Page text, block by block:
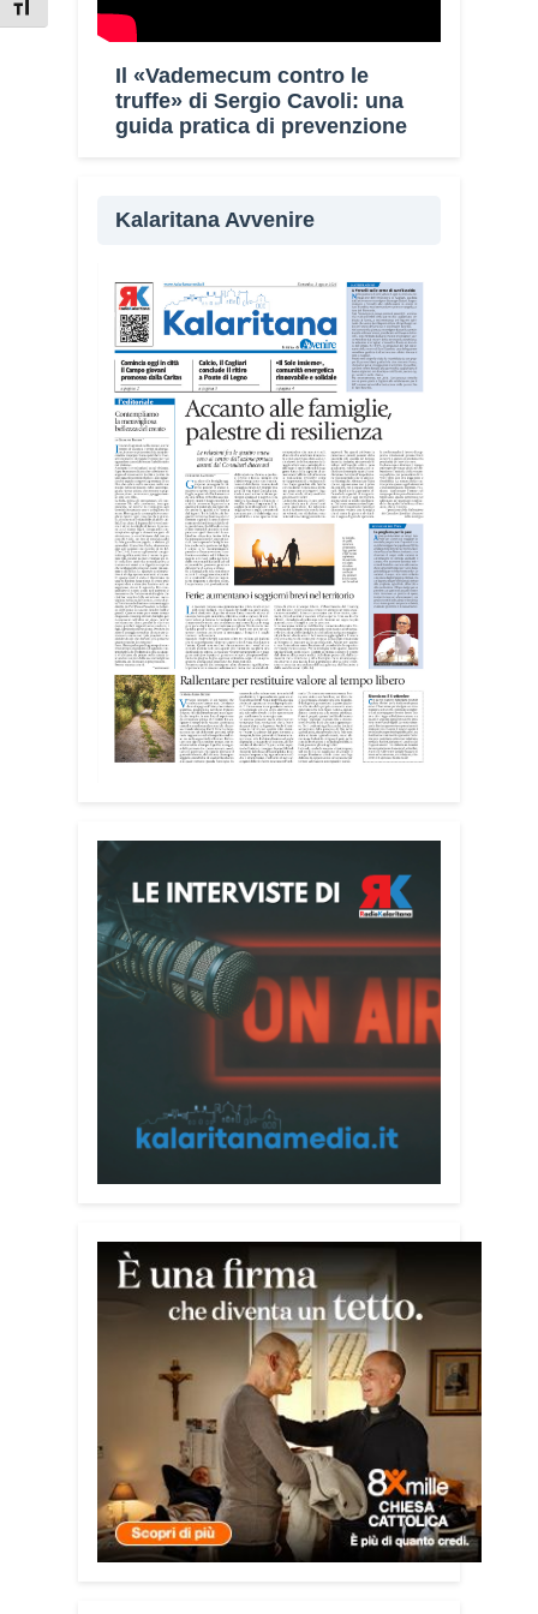
Attiva/disattiva dimensione testo
Attenzione alle telefonate
Una pubblicazione di servizio dedicata
alla prevenzione delle truffe ai danni
degli anziani e delle persone più fragili.
Vademecum contro le truffe,
Passi di Speranzae da anni
impegnato nel sostegno alle persone
più vulnerabili. «L’idea di realizzare il
soprattutto le persone più fragili: anziani,
malati e persone socialmente isolate,
che spesso vengono lasciate sole e
senza strumenti per difendersi. La mia
esperienza personale e il contatto
diretto con chi vive situazioni di
vulnerabilità mi hanno spinto a creare
uno strumento semplice, concreto e
facilmente consultabile. L’obiettivo era
accompagnare le persone, non
spaventarle o farle sentire giudicate».
Il «Vademecum contro le
truffe» di Sergio Cavoli: una
guida pratica di prevenzione
Kalaritana Avvenire